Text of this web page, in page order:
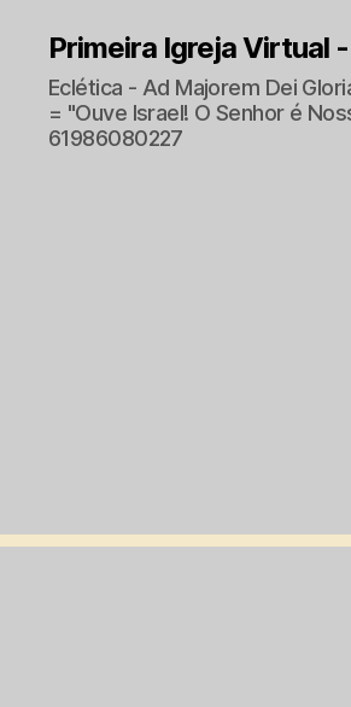
Primeira Igreja Virtual
Eclética - Ad Majorem Dei
= "Ouve Israel! O Senhor é
61986080227